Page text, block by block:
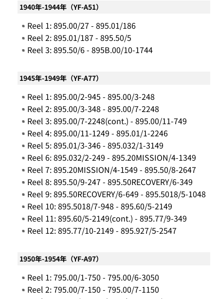
1940年-1944年（YF-A51）
Reel 1: 895.00/27 - 895.01/186
Reel 2: 895.01/187 - 895.50/5
Reel 3: 895.50/6 - 895B.00/10-1744
1945年-1949年（YF-A77）
Reel 1: 895.00/2-945 - 895.00/3-248
Reel 2: 895.00/3-348 - 895.00/7-2248
Reel 3: 895.00/7-2248(cont.) - 895.00/11-749
Reel 4: 895.00/11-1249 - 895.01/1-2246
Reel 5: 895.01/3-346 - 895.032/1-3149
Reel 6: 895.032/2-249 - 895.20MISSION/4-1349
Reel 7: 895.20MISSION/4-1549 - 895.50/8-2647
Reel 8: 895.50/9-247 - 895.50RECOVERY/6-349
Reel 9: 895.50RECOVERY/6-649 - 895.5018/5-1048
Reel 10: 895.5018/7-948 - 895.60/5-2149
Reel 11: 895.60/5-2149(cont.) - 895.77/9-349
Reel 12: 895.77/10-2149 - 895.927/5-2547
1950年-1954年（YF-A97）
Reel 1: 795.00/1-750 - 795.00/6-3050
Reel 2: 795.00/7-150 - 795.00/7-1150